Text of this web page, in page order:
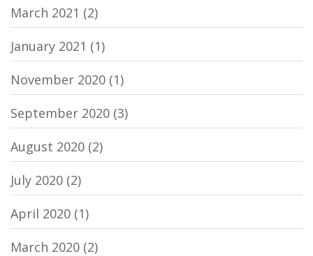
March 2021 (2)
January 2021 (1)
November 2020 (1)
September 2020 (3)
August 2020 (2)
July 2020 (2)
April 2020 (1)
March 2020 (2)